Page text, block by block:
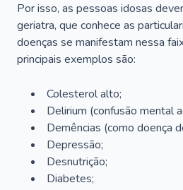
Por isso, as pessoas idosas
geriatra, que conhece as
doenças se manifestam nessa
principais exemplos são:
Colesterol alto;
Delirium (confusão mental
Demências (como doença
Depressão;
Desnutrição;
Diabetes;